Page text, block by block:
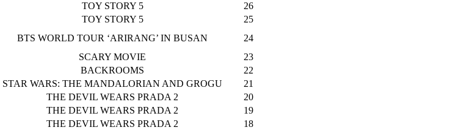
TOY STORY 5
26
TOY STORY 5
25
BTS WORLD TOUR ‘ARIRANG’ IN BUSAN
24
SCARY MOVIE
23
BACKROOMS
22
STAR WARS: THE MANDALORIAN AND GROGU
21
THE DEVIL WEARS PRADA 2
20
THE DEVIL WEARS PRADA 2
19
THE DEVIL WEARS PRADA 2
18